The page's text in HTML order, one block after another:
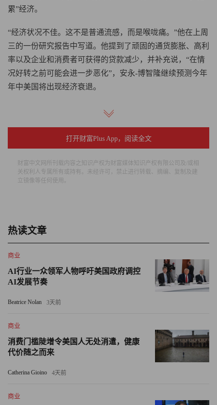
累”经济。
“经济状况不佳。这不是普通流感，而是喉咙痛。”他在上周
三的一份研究报告中写道。他提到了顽固的通货膨胀、高利
率以及企业和消费者可获得的贷款减少，并补充说，“在情
况好转之前可能会进一步恶化”，安永-博智隆继续预测今年
年中美国将出现经济衰退。
达科预测经济衰退的关键因素是美国消费状况不佳。过去一
国人的消费依旧强劲，提振了美国经济。这一点至关重要，
因为仅消费支出一项就占了美国GDP的近70%。但达科表
示，最近几周的消费“明显降温”，他相信这种情况将持续全
年。
（Costco）上周三公布，其同店销售额三年多来首次出现下
降。美国3月份同店销售额下降1.5%，而电子商务销售额下
降12.7%。
达科接着警告说，过去几年里支撑美国经济的紧张的劳动力
市场也将出现破裂。他写道:“我们与企业高管的谈话表明，
许多行业的招聘力度都明显缩减。企业投资活动正在疲
达科说，他认为在夏末，当美联储在怀俄明州杰克逊霍尔召
开年度央行研讨会时，“美国经济或已陷入衰退”，而经济衰
官员降息。
打开财富Plus App，阅读全文
财富中文网所刊载内容之知识产权为财富媒体知识产权有限公司及/或相
关权利人专属所有或持有。未经许可，禁止进行转载、摘编、复制及建
立镜像等任何使用。
热读文章
商业
AI行业一众领军人物呼吁美国政府调控
AI发展节奏
Beatrice Nolan 3天前
商业
消费门槛陡增令美国人无处消遣，健康
代价随之而来
Catherina Gioino 4天前
商业